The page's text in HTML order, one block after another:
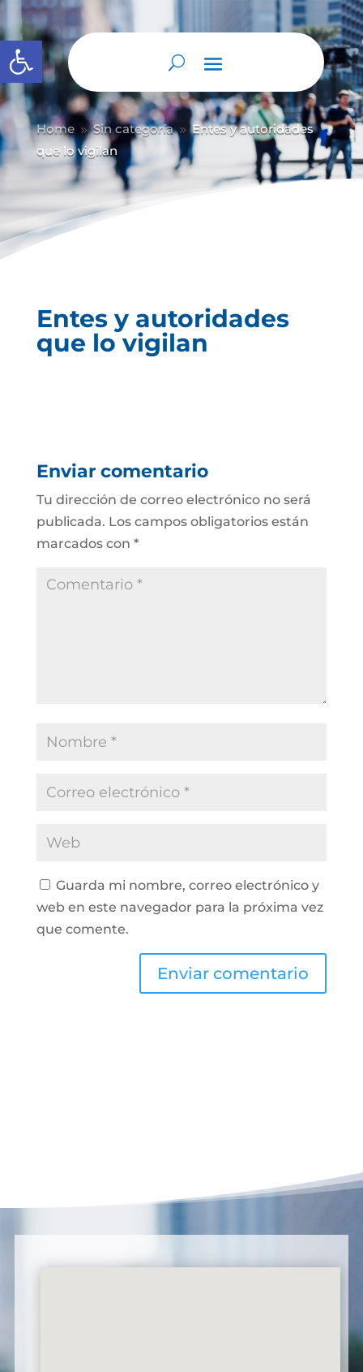
Abrir barra de herramientas
Home 9 Sin categoría 9 Entes y autoridades
que lo vigilan
Entes y autoridades
que lo vigilan
Enviar comentario
Tu dirección de correo electrónico no será
publicada. Los campos obligatorios están
marcados con *
Guarda mi nombre, correo electrónico y
web en este navegador para la próxima vez
que comente.